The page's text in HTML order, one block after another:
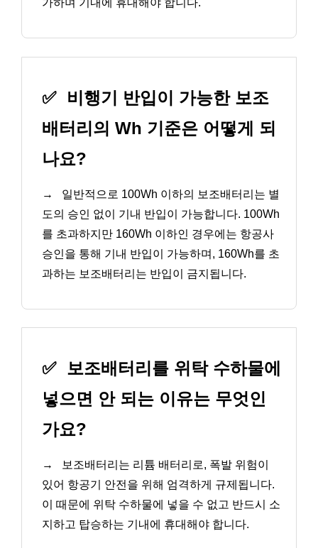
가하며 기내에 휴대해야 합니다.
✅
비행기 반입이 가능한 보조
배터리의 Wh 기준은 어떻게 되
나요?
→
일반적으로 100Wh 이하의 보조배터리는 별
도의 승인 없이 기내 반입이 가능합니다. 100Wh
를 초과하지만 160Wh 이하인 경우에는 항공사
승인을 통해 기내 반입이 가능하며, 160Wh를 초
과하는 보조배터리는 반입이 금지됩니다.
✅ 보조배터리를 위탁 수하물에
넣으면 안 되는 이유는 무엇인
가요?
→
보조배터리는 리튬 배터리로, 폭발 위험이
있어 항공기 안전을 위해 엄격하게 규제됩니다.
이 때문에 위탁 수하물에 넣을 수 없고 반드시 소
지하고 탑승하는 기내에 휴대해야 합니다.